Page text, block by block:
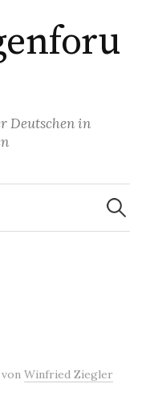
Deutschen in
Suchen
nach:
von Winfried Ziegler